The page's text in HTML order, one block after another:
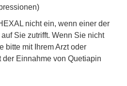
nicht ein, wenn einer der
Sie zutrifft. Wenn Sie nicht
bitte mit Ihrem Arzt oder
der Einnahme von Quetiapin